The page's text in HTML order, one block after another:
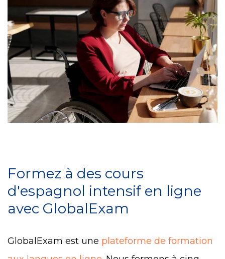
Formez à des cours
d'espagnol intensif en ligne
avec GlobalExam
GlobalExam est une plateforme de formation